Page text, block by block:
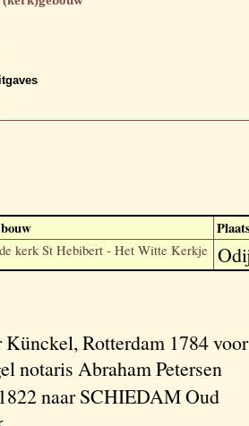
kerk St Hebibert - Het Witte Kerkje
Künckel, Rotterdam 1784 voor
notaris Abraham Petersen
naar SCHIEDAM Oud